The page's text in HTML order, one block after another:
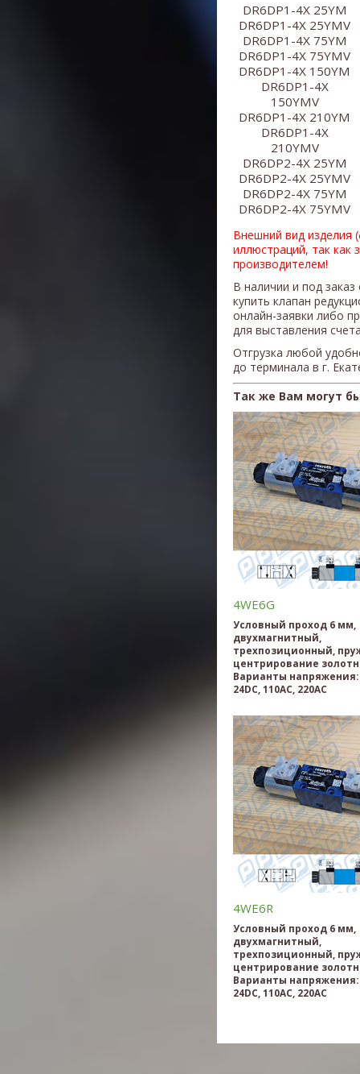
DR6DP1-4X 25YM
DR6DP1-4X 25YMV
DR6DP1-4X 75YM
​DR6DP1-4X 75YMV
DR6DP1-4X 150YM
​DR6DP1-4X
150YMV
DR6DP1-4X 210YM
​DR6DP1-4X
210YMV
DR6DP2-4X 25YM
DR6DP2-4X 25YMV
DR6DP2-4X 75YM
​DR6DP2-4X 75YMV
Внешний вид изделия
иллюстраций, так как
производителем!
В наличии и под
купить клапан
онлайн-заявки либо
для выставления
Отгрузка любой
до терминала в г.
Так же Вам могут
4WE6G
Условный проход 6 мм,
двухмагнитный,
трехпозиционный,
центрирование
Варианты напряжения:
24DC, 110AC, 220AC
4WE6R
Условный проход 6 мм,
двухмагнитный,
трехпозиционный,
центрирование
Варианты напряжения:
24DC, 110AC, 220AC